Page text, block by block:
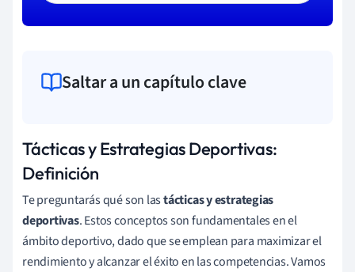
Saltar a un capítulo clave
Tácticas y Estrategias Deportivas:
Definición
Te preguntarás qué son lastácticas y estrategias
deportivas. Estos conceptos son fundamentales en el
ámbito deportivo, dado que se emplean para maximizar el
rendimiento y alcanzar el éxito en las competencias. Vamos